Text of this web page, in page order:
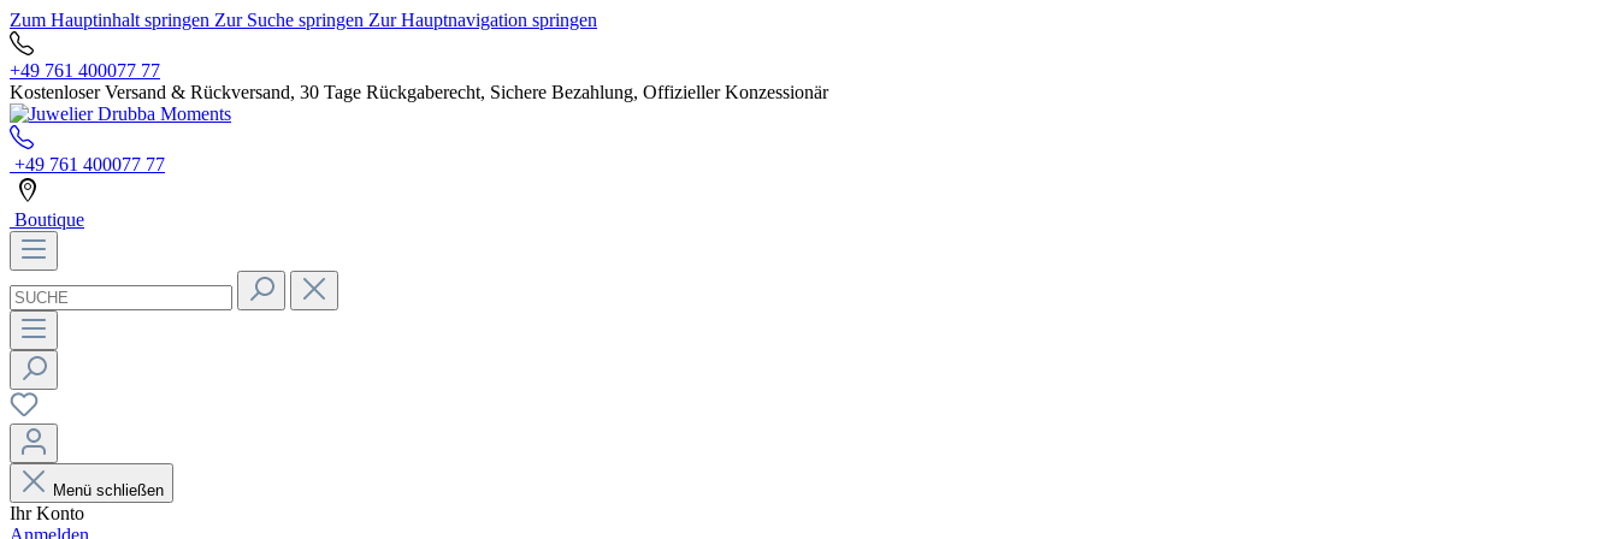
Zum Hauptinhalt springen Zur Suche springen Zur Hauptnavigation springen
+49 761 400077 77
Kostenloser Versand & Rückversand, 30 Tage Rückgaberecht, Sichere Bezahlung, Offizieller Konzessionär
+49 761 400077 77
Boutique
Menü schließen
Ihr Konto
Anmelden